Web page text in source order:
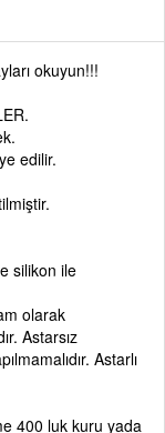
okuyun!!!
edilir.
silikon ile
olarak
Astarsız
Astarlı
400 luk kuru yada